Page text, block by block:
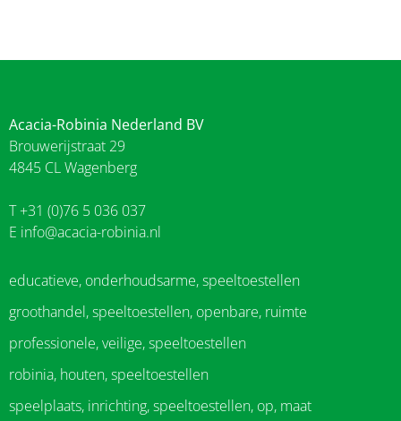
Acacia-Robinia Nederland BV
Brouwerijstraat 29
4845 CL Wagenberg
T +31 (0)76 5 036 037
E info@acacia-robinia.nl
educatieve, onderhoudsarme, speeltoestellen
groothandel, speeltoestellen, openbare, ruimte
professionele, veilige, speeltoestellen
robinia, houten, speeltoestellen
speelplaats, inrichting, speeltoestellen, op, maat